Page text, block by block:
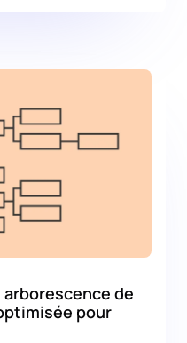
de
pour